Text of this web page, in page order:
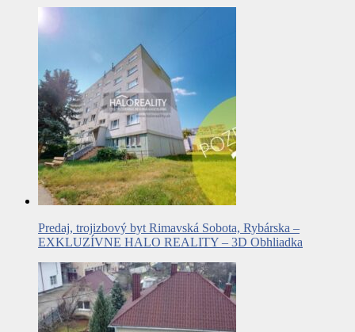
Predaj, trojizbový byt Rimavská Sobota, Rybárska –
EXKLUZÍVNE HALO REALITY – 3D Obhliadka